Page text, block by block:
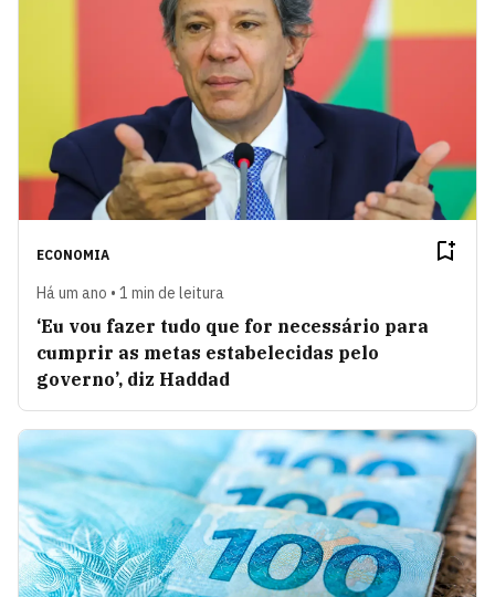
ECONOMIA
Há um ano • 1 min de leitura
‘Eu vou fazer tudo que for necessário para
cumprir as metas estabelecidas pelo
governo’, diz Haddad